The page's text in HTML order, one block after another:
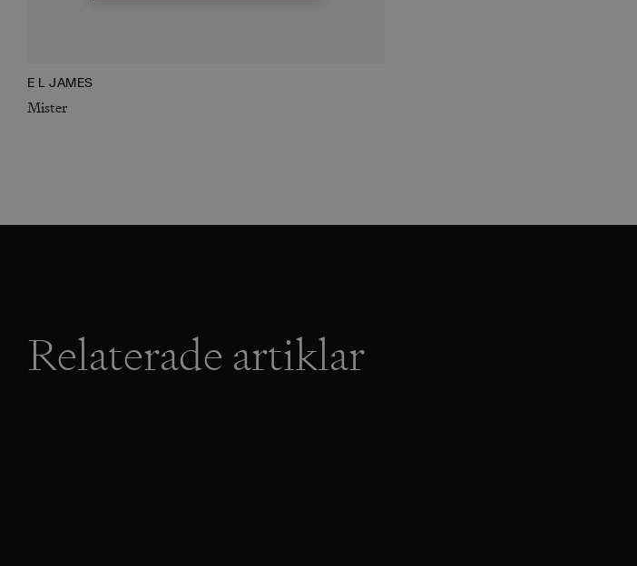
E L JAMES
Mister
Relaterade artiklar